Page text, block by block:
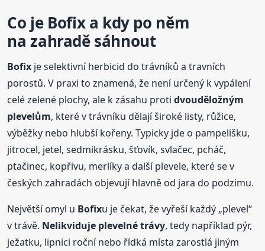
Co je Bofixa kdy po něm
na zahradě sáhnout
Bofix je selektivní herbicid do trávníků a travních
porostů. V praxi to znamená, že není určený k vypálení
celé zelené plochy, ale k zásahu protidvouděložným
plevelům, které v trávníku dělají široké listy, růžice,
výběžky nebo hlubší kořeny. Typicky jde o pampelišku,
jitrocel, jetel, sedmikrásku, šťovík, svlačec, pcháč,
ptačinec, kopřivu, merlíky a další plevele, které se v
českých zahradách objevují hlavně od jara do podzimu.
Největší omyl u Bofixu je čekat, že vyřeší každý „plevel“
v trávě. Nelikviduje plevelné trávy, tedy například pýr,
ježatku, lipnici roční nebo řídká místa zarostlá jiným